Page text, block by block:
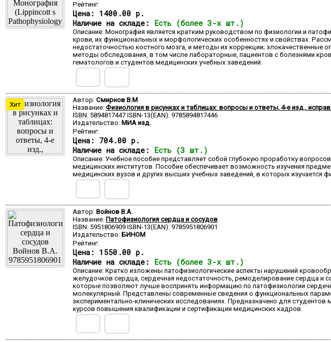
Рейтинг:
Цена: 1400.00 р.
Наличие на складе: Есть (более 3-х шт.)
Описание: Монография является кратким руководством по физиологии и
крови, их функциональных и морфологических особенностях и свойствах.
недостаточностью костного мозга, и методы их коррекции; злокачественные
методы обследования, в том числе лабораторные, пациентов с болезнями
гематологов и студентов медицинских учебных заведений.
Хит
Автор: Смирнов В.М
Название: Физиология в рисунках и таблицах: вопросы и ответы, 4-е изд.,
ISBN: 5894817447 ISBN-13(EAN): 9785894817446
Издательство: МИА изд.
Рейтинг:
Цена: 704.00 р.
Наличие на складе: Есть (3 шт.)
Описание: Учебное пособие представляет собой глубокую проработку
медицинских институтов. Пособие обеспечивает возможность изучения
медицинских вузов и других высших учебных заведений, в которых изучается
Автор: Войнов В.А.
Название: Патофизиология сердца и сосудов
ISBN: 5951806909 ISBN-13(EAN): 9785951806901
Издательство: БИНОМ
Рейтинг:
Цена: 1550.00 р.
Наличие на складе: Есть (более 3-х шт.)
Описание: Кратко изложены патофизиологические аспекты нарушений
желудочков сердца, сердечная недостаточность, ремоделирование сердца и
которые позволяют лучше воспринять информацию по патофизиологии
молекулярный. Представлены современные сведения о функциональных
экспериментально-клинических исследованиях. Предназначено для
курсов повышения квалификации и сертификации медицинских кадров.